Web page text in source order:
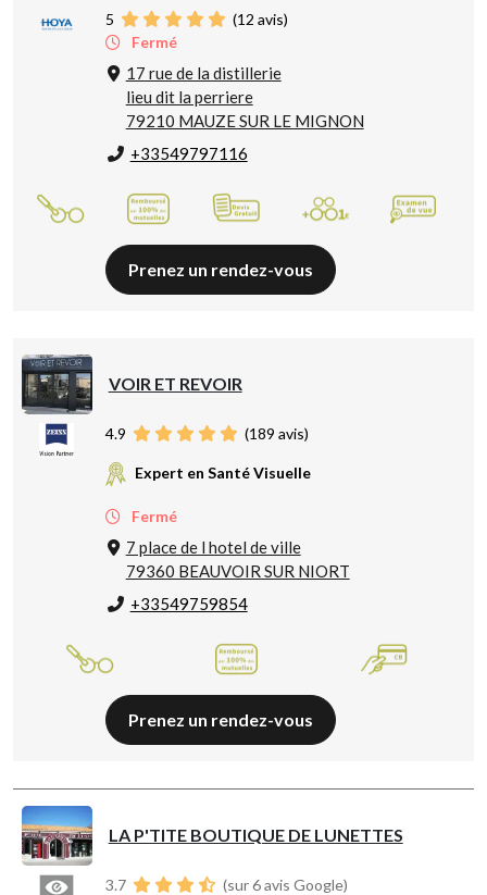
5 (12 avis)
Fermé
17 rue de la distillerie
lieu dit la perriere
79210 MAUZE SUR LE MIGNON
+33549797116
Prenez un rendez-vous
VOIR ET REVOIR
4.9 (189 avis)
Expert en Santé Visuelle
Fermé
7 place de l hotel de ville
79360 BEAUVOIR SUR NIORT
+33549759854
Prenez un rendez-vous
LA P'TITE BOUTIQUE DE LUNETTES
3.7
(sur 6 avis Google)